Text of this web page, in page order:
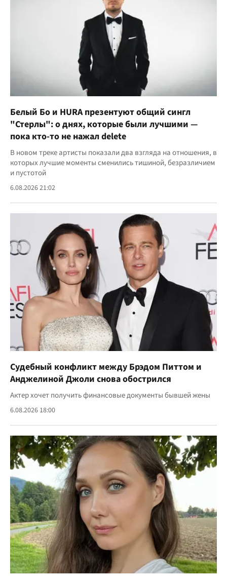
Белый Бо и HURA презентуют общий сингл
"Стерлы": о днях, которые были лучшими —
пока кто-то не нажал delete
В новом треке артисты показали два взгляда на отношения, в
которых лучшие моменты сменились тишиной, безразличием
и пустотой
6.08.2026 21:02
Судебный конфликт между Брэдом Питтом и
Анджелиной Джоли снова обострился
Актер хочет получить финансовые документы бывшей жены
6.08.2026 18:00